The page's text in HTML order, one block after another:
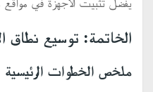
يفضل تثبيت الأجهزة في
الخاتمة: توسيع نطاق
ملخص الخطوات الرئيسية